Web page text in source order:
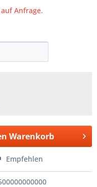
Anfrage.
Warenkorb
Empfehlen